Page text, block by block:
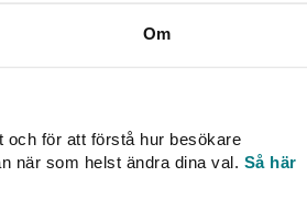
Om
för att förstå hur besökare
när som helst ändra dina val. Så här
mening. Avgörandet
personskadorna som
till i vilken